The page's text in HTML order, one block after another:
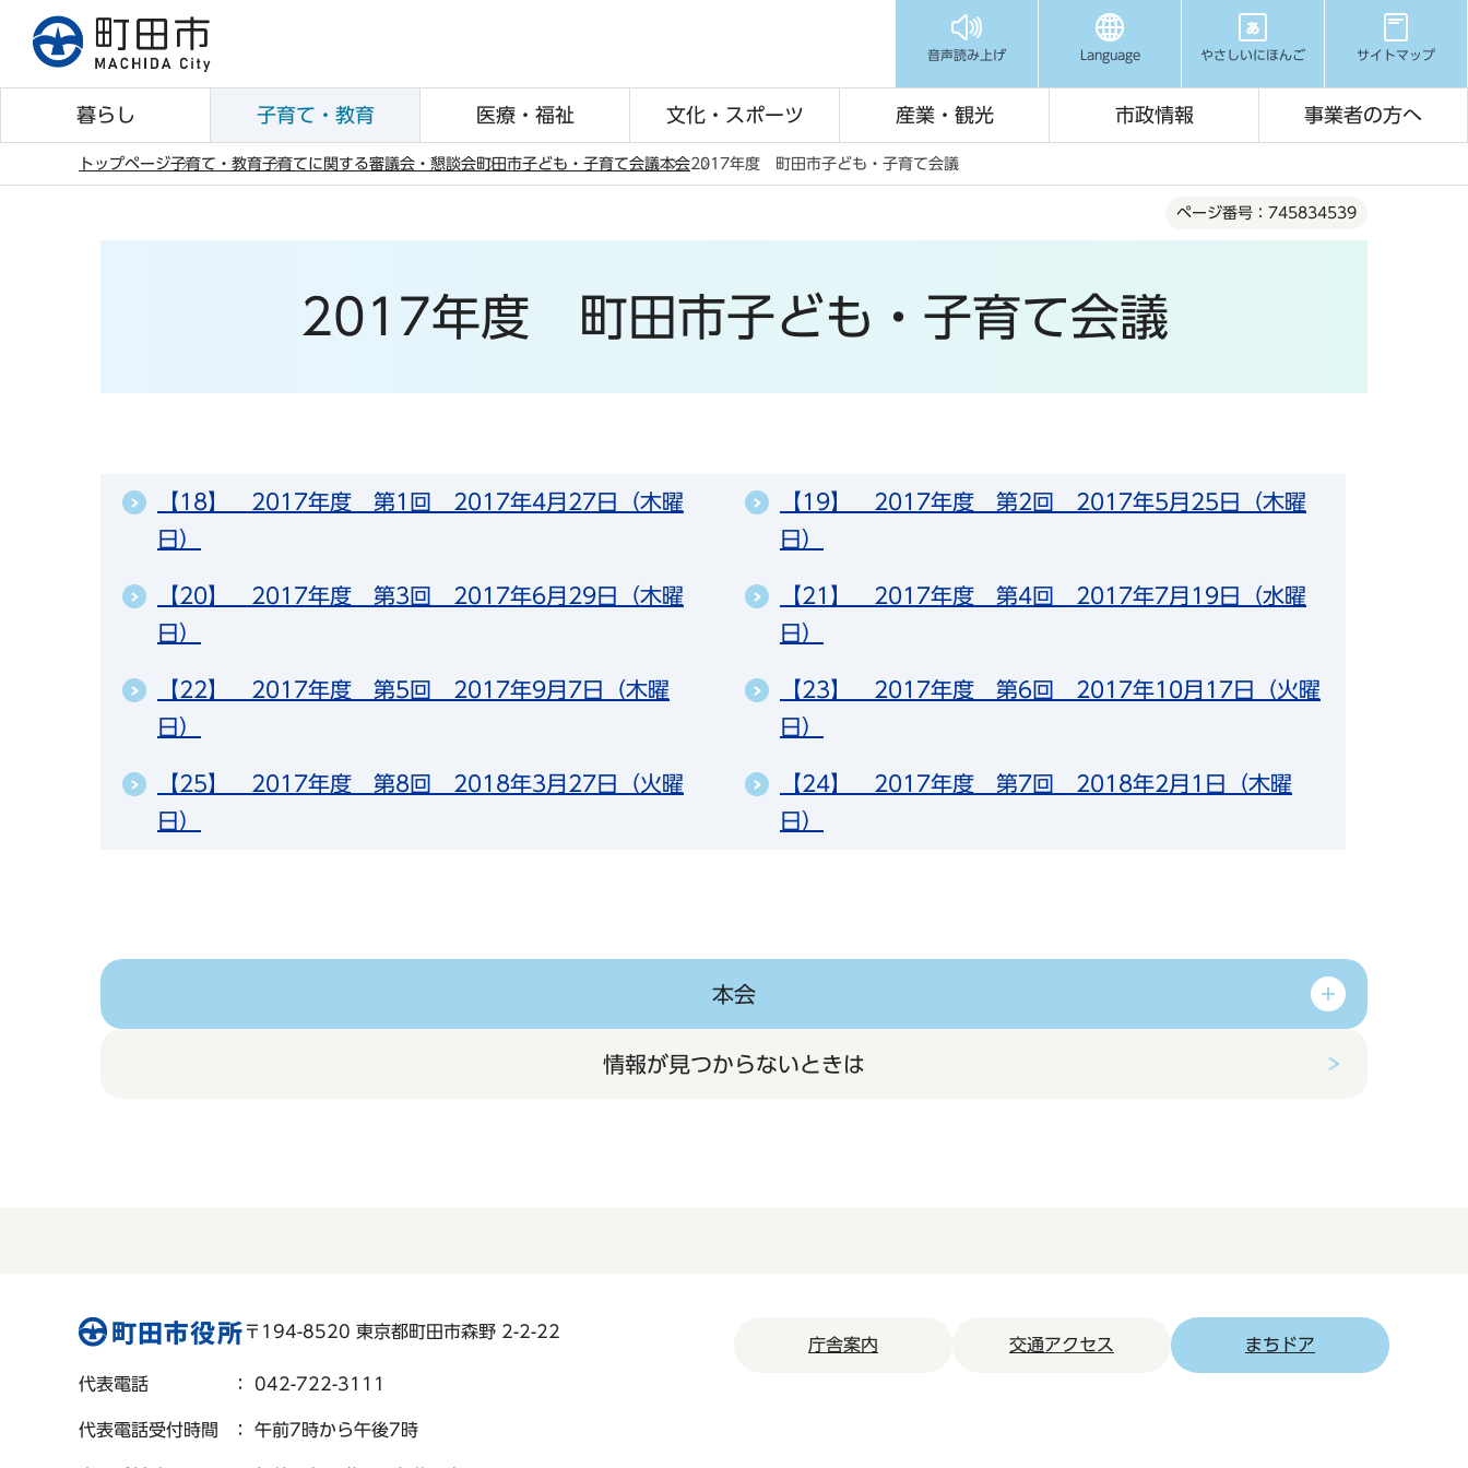
先
音声読み上げ Language やさしいにほんご サイトマップ
暮らし 子育て・教育 医療・福祉 文化・スポーツ 産業・観光 市政情報 事業者の方へ
トップページ子育て・教育子育てに関する審議会・懇談会町田市子ども・子育て会議本会2017年度 町田市子ども・子育て会議
ページ番号：745834539
2017年度 町田市子ども・子育て会議
【18】 2017年度 第1回 2017年4月27日（木曜
日）
【19】 2017年度 第2回 2017年5月25日（木曜
日）
【20】 2017年度 第3回 2017年6月29日（木曜
日）
【21】 2017年度 第4回 2017年7月19日（水曜
日）
【22】 2017年度 第5回 2017年9月7日（木曜
日）
【23】 2017年度 第6回 2017年10月17日（火曜
日）
【25】 2017年度 第8回 2018年3月27日（火曜
日）
【24】 2017年度 第7回 2018年2月1日（木曜
日）
本会
情報が見つからないときは
〒194-8520 東京都町田市森野 2-2-22
代表電話 ： 042-722-3111
代表電話受付時間 ： 午前7時から午後7時
庁舎案内 交通アクセス まちドア